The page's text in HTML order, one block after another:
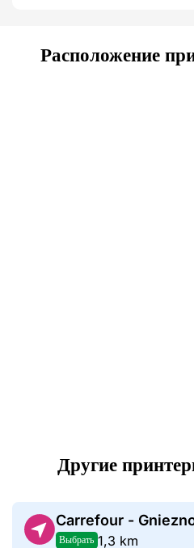
Расположение
Другие
Carrefour -
Выбрать 1,3 km